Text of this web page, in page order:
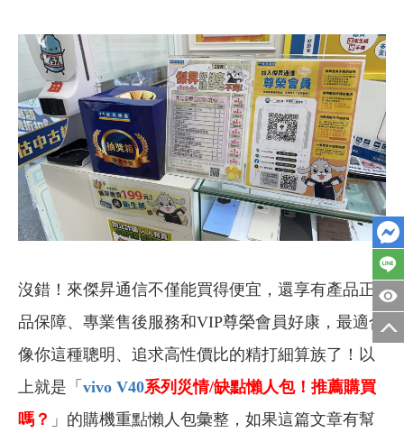
沒錯！來傑昇通信不僅能買得便宜，還享有產品正
品保障、專業售後服務和VIP尊榮會員好康，最適合
像你這種聰明、追求高性價比的精打細算族了！以
上就是「 vivo V40系列 災情/缺點懶人包！推薦購買
嗎？ 」的購機重點懶人包彙整，如果這篇文章有幫